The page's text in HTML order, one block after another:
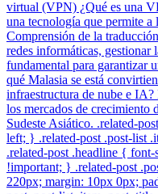
virtual (VPN) ¿Qué es una
una tecnología que permite a
Comprensión de la
redes informáticas, gestionar
fundamental para garantizar
qué Malasia se está
infraestructura de nube e
los mercados de crecimiento
Sudeste Asiático. .related-
left; } .related-post .post-list
.related-post .headline {
!important; } .related-post
220px; margin: 10px 0px;